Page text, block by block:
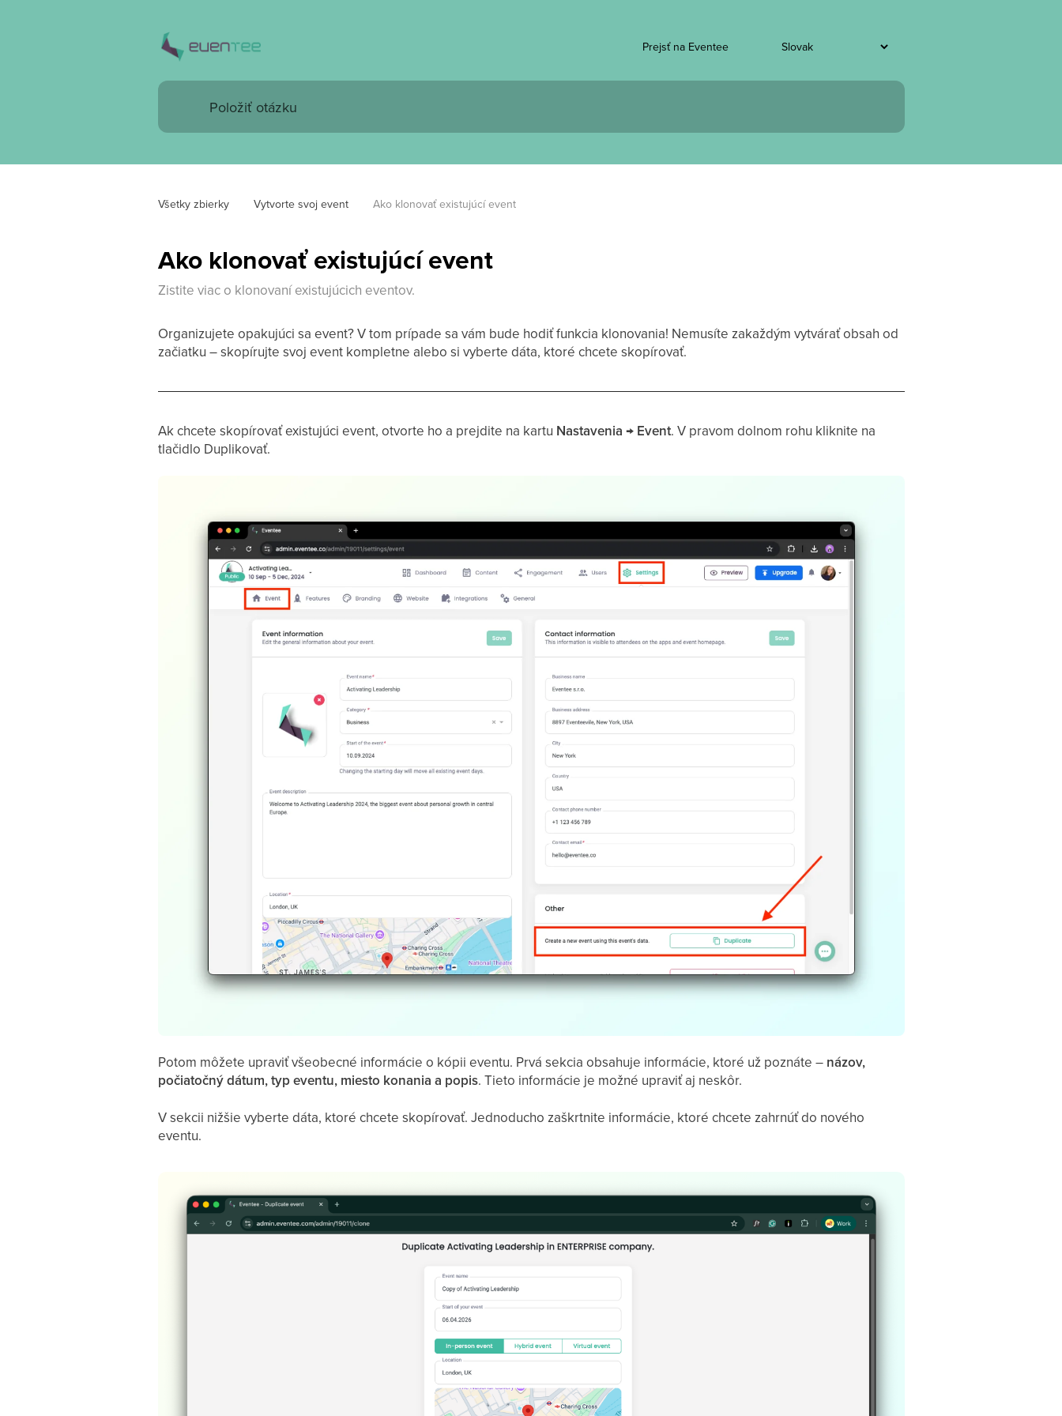
Prejsť na Eventee
Všetky zbierky Vytvorte svoj event Ako klonovať existujúcí event
Ako klonovať existujúcí event
Zistite viac o klonovaní existujúcich eventov.
Organizujete opakujúci sa event? V tom prípade sa vám bude hodiť funkcia klonovania! Nemusíte zakaždým vytvárať obsah od
začiatku – skopírujte svoj event kompletne alebo si vyberte dáta, ktoré chcete skopírovať.
Ak chcete skopírovať existujúci event, otvorte ho a prejdite na kartu Nastavenia → Event. V pravom dolnom rohu kliknite na
tlačidlo Duplikovať.
Potom môžete upraviť všeobecné informácie o kópii eventu. Prvá sekcia obsahuje informácie, ktoré už poznáte – názov,
počiatočný dátum, typ eventu, miesto konania a popis. Tieto informácie je možné upraviť aj neskôr.
V sekcii nižšie vyberte dáta, ktoré chcete skopírovať. Jednoducho zaškrtnite informácie, ktoré chcete zahrnúť do nového
eventu.